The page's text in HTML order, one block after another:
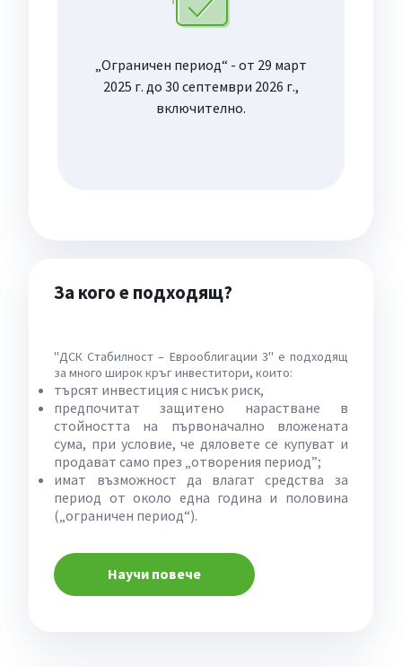
„Ограничен период“ - от 29 март
2025 г. до 30 септември 2026 г.,
включително.
За кого е подходящ?
"ДСК Стабилност – Еврооблигации 3" е подходящ
за много широк кръг инвеститори, които:
търсят инвестиция с нисък риск,
предпочитат защитено нарастване в
стойността на първоначално вложената
сума, при условие, че дяловете се купуват и
продават само през „отворения период”;
имат възможност да влагат средства за
период от около една година и половина
(„ограничен период“).
Научи повече